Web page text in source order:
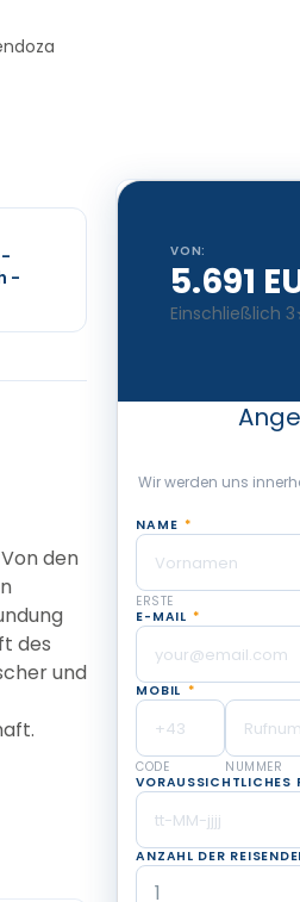
-
den
des
und
VON:
5.691
Einschließlich
Wir werden uns
NAME *
ERSTE
E-MAIL *
MOBIL *
CODE
NUMMER
VORAUSSICHTLICHES
ANZAHL DER